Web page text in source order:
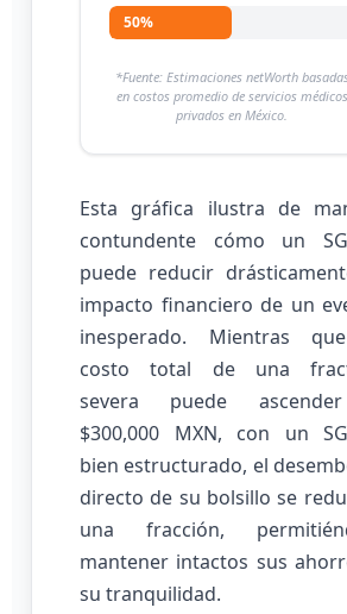
50%
*Fuente: Estimaciones netWorth
en costos promedio de servicios médicos
privados en México.
Esta gráfica ilustra de
contundente cómo un
puede reducir
impacto financiero de un
inesperado. Mientras
costo total de una
severa puede
$300,000 MXN, con un
bien estructurado, el
directo de su bolsillo se
una fracción,
mantener intactos sus
su tranquilidad.